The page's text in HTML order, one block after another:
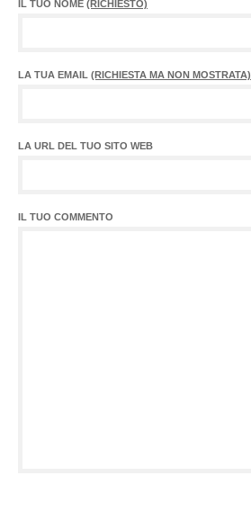
IL TUO NOME (RICHIESTO)
LA TUA EMAIL (RICHIESTA MA NON MOSTRATA)
LA URL DEL TUO SITO WEB
IL TUO COMMENTO